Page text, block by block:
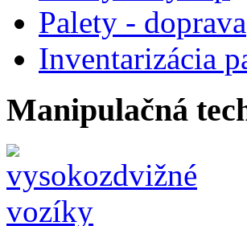
Palety - doprava
Inventarizácia
Manipulačná